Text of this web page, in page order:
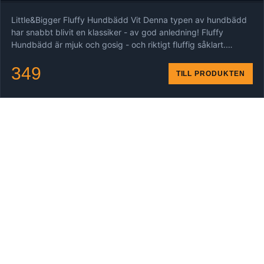
Little&Bigger Fluffy Hundbädd Vit Denna typen av hundbädd
har snabbt blivit en klassiker - av god anledning! Fluffy
Hundbädd är mjuk och gosig - och riktigt fluffig såklart.…
349 TILL PRODUKTEN